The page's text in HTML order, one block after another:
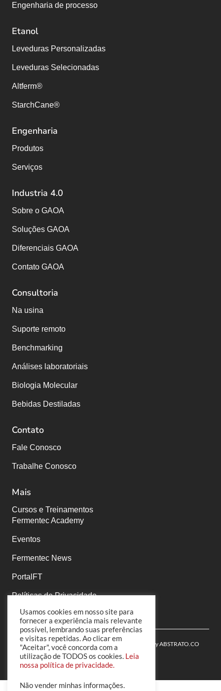
Engenharia de processo
Etanol
Leveduras Personalizadas
Leveduras Selecionadas
Altferm®
StarchCane®
Engenharia
Produtos
Serviços
Industria 4.0
Sobre o GAOA
Soluções GAOA
Diferenciais GAOA
Contato GAOA
Consultoria
Na usina
Suporte remoto
Benchmarking
Análises laboratoriais
Biologia Molecular
Bebidas Destiladas
Contato
Fale Conosco
Trabalhe Conosco
Mais
Cursos e Treinamentos
Fermentec Academy
Eventos
Fermentec News
PortalFT
Políticas de Privacidade
© 2022 Fermentec | All Rights Reserved | Powered byABSTRATO.CO
Usamos cookies em nosso site para
fornecer a experiência mais relevante
possível, lembrando suas preferências
e visitas repetidas. Ao clicar em
"Aceitar", você concorda com a
utilização de TODOS os cookies. Leia
nossa política de privacidade.
Não vender minhas informações.